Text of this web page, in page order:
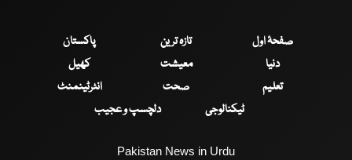
صفحۂ اول تازہ ترین
پاکستان
دنیا
معیشت
کھیل
تعلیم
صحت
انٹرٹینمنٹ
ٹیکنالوجی
دلچسپ و عجیب
Pakistan News in Urdu